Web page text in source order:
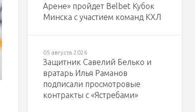
Арене» пройдет Belbet Кубок
Минска с участием команд КХЛ
05 августа 2026
Защитник Савелий Белько и
вратарь Илья Раманов
подписали просмотровые
контракты с «Ястребами»